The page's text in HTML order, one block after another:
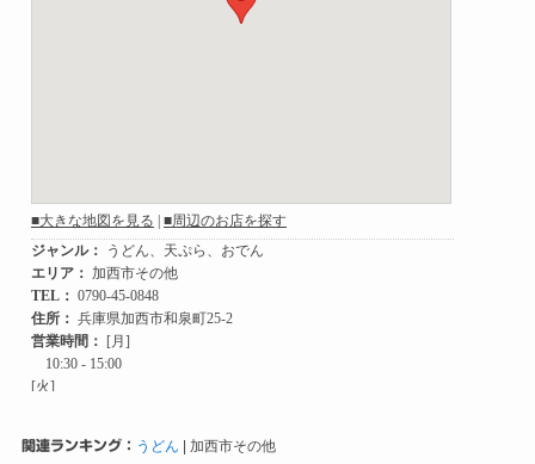
関連ランキング： うどん | 加西市その他